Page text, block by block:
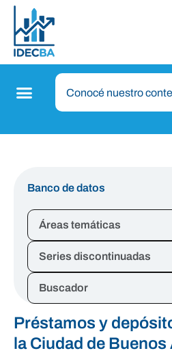
Banco de datos
Áreas temáticas
Series discontinuadas
Buscador
Préstamos y
la Ciudad de Buenos